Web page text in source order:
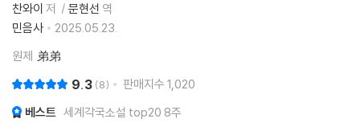
찬와이 저 문현선 역
민음사
2025.05.23.
원제 弟弟
9.3 8 판매지수 1,020
베스트 세계각국소설 top20 8주